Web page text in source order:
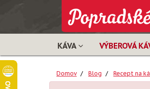
KÁVA VÝBEROVÁ
Domov Blog Recept na